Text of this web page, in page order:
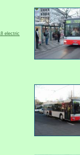
electric